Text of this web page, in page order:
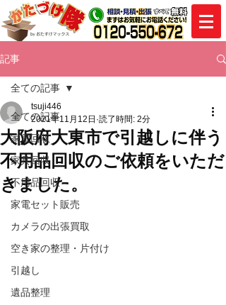
記事
全ての記事
家電回収
家具回収
不用品回収
家電セット販売
カメラの出張買取
空き家の整理・片付け
引越し
遺品整理
全ての記事
大阪府大東市で引越しに伴う
不用品回収のご依頼をいただ
きました。
tsuji446
2021年11月12日 読了時間: 2分